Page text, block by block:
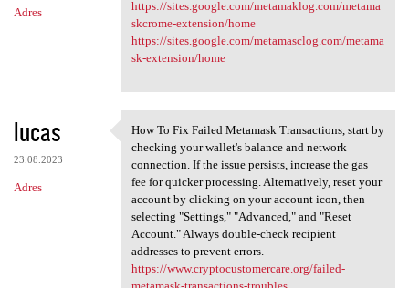
Adres
https://sites.google.com/metamaklog.com/metama
skcrome-extension/home
https://sites.google.com/metamasclog.com/metama
sk-extension/home
lucas
23.08.2023
Adres
How To Fix Failed Metamask
How To Fix Failed Metamask Transactions, start by
checking your wallet's balance and network
connection. If the issue persists, increase the gas
fee for quicker processing. Alternatively, reset your
account by clicking on your account icon, then
selecting "Settings," "Advanced," and "Reset
Account." Always double-check recipient
addresses to prevent errors.
https://www.cryptocustomercare.org/failed-